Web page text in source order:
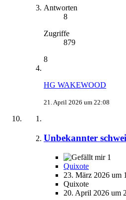
Antworten
8
Zugriffe
879
8
HG WAKEWOOD
21. April 2026 um 22:08
Unbekannter
1
Quixote
23. März 2026 um
Quixote
20. April 2026 um